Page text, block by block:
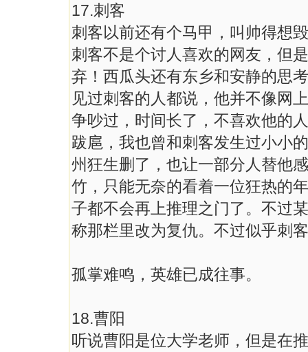
17.刺客
刺客以前还有个马甲，叫帅得想
刺客不是个讨人喜欢的网友，但
弃！西瓜头还有东乡和安静的思
见过刺客的人都说，他并不像网
争吵过，时间长了，不喜欢他的
跋扈，我也曾和刺客发生过小小
州狂生删了，也让一部分人替他
竹，只能无奈的看着一位狂热的
子都不会再上推理之门了。不过
称那栏里改为复仇。不过似乎刺
孤掌难鸣，英雄已成往事。
18.曹阳
听说曹阳是位大学老师，但是在